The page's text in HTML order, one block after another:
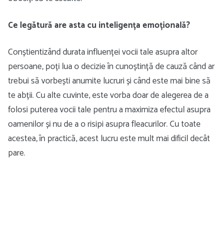
Ce legătură are asta cu inteligența emoțională?
Conștientizând durata influenței vocii tale asupra altor
persoane, poți lua o decizie în cunoștință de cauză când ar
trebui să vorbești anumite lucruri și când este mai bine să
te abții. Cu alte cuvinte, este vorba doar de alegerea de a
folosi puterea vocii tale pentru a maximiza efectul asupra
oamenilor și nu de a o risipi asupra fleacurilor. Cu toate
acestea, în practică, acest lucru este mult mai dificil decât
pare.